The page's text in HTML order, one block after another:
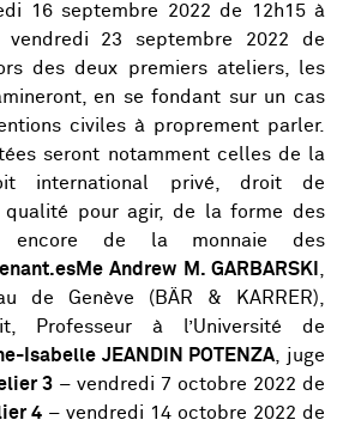
16 septembre 2022 de 12h15 à
23 septembre 2022 de
des deux premiers ateliers, les
en se fondant sur un cas
civiles à proprement parler.
seront notamment celles de la
international privé, droit de
qualité pour agir, de la forme des
encore de la monnaie des
Andrew M. GARBARSKI
de Genève (BÄR & KARRER),
Professeur à l’Université de
Isabelle JEANDIN POTENZA , juge
3 – vendredi 7 octobre 2022 de
4 – vendredi 14 octobre 2022 de